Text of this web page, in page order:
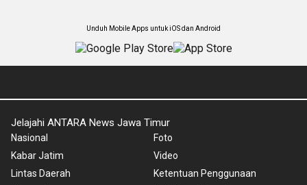
Unduh Mobile Apps untuk iOS dan Android
Jelajahi ANTARA News Jawa Timur
Nasional
Kabar Jatim
Lintas Daerah
Foto
Video
Ketentuan Penggunaan